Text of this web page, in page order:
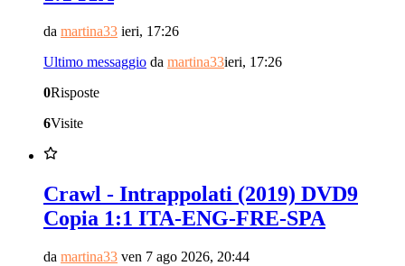
da martina33 ieri, 17:26
Ultimo messaggio da martina33ieri, 17:26
0Risposte
6Visite
Crawl - Intrappolati (2019) DVD9
Copia 1:1 ITA-ENG-FRE-SPA
da martina33 ven 7 ago 2026, 20:44